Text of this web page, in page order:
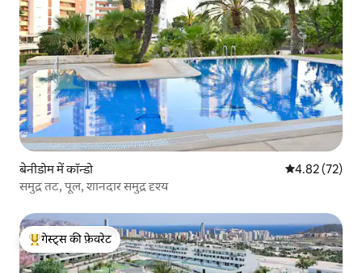
बेनीडोम में कॉन्डो औसत रेटिंग 5 में
4.82 (72)
समुद्र तट, पूल, शानदार समुद्र दृश्य
गेस्ट्स का टॉप फ़ेवरेट
गेस्ट्स की फ़ेवरेट